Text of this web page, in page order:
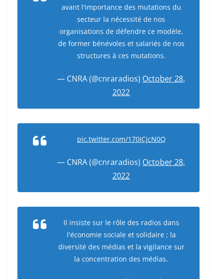
avant l'importance des mutations du
secteur la nécessité de nos
organisations de défendre ce modèle,
de former bénévoles et salariés de nos
structures à ces mutations.
— CNRA (@cnraradios) October 28,
2022
pic.twitter.com/170ICjcN0Q
— CNRA (@cnraradios) October 28,
2022
Il insiste sur le rôle des radios dans
l'économie sociale et solidaire ; la
diversité des médias et la vigilance sur
la concentration des médias.